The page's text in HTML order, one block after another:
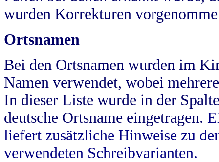
wurden Korrekturen
Ortsnamen
Bei den Ortsnamen wurden im
Namen verwendet, wobei
In dieser Liste wurde in der
deutsche Ortsname eingetragen.
liefert zusätzliche Hinweise zu
verwendeten Schreibvarianten.